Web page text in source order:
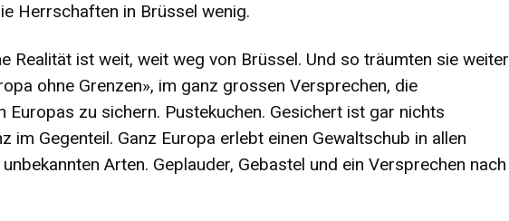
Herrschaften in Brüssel wenig.
Realität ist weit, weit weg von Brüssel. Und so träumten sie weiter
ohne Grenzen», im ganz grossen Versprechen, die
Europas zu sichern. Pustekuchen. Gesichert ist gar nichts
im Gegenteil. Ganz Europa erlebt einen Gewaltschub in allen
Arten. Geplauder, Gebastel und ein Versprechen nach